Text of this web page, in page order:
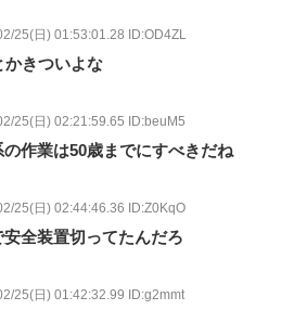
25(日) 01:53:01.28 ID:OD4ZL
かきついよな
25(日) 02:21:59.65 ID:beuM5
作業は50歳までにすべきだね
25(日) 02:44:46.36 ID:Z0KqO
全装置切ってたんだろ
25(日) 01:42:32.99 ID:g2mmt